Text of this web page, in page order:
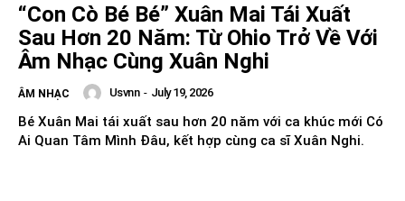
“Con Cò Bé Bé” Xuân Mai Tái Xuất
Sau Hơn 20 Năm: Từ Ohio Trở Về Với
Âm Nhạc Cùng Xuân Nghi
ÂM NHẠC Usvnn - July 19, 2026
Bé Xuân Mai tái xuất sau hơn 20 năm với ca khúc mới Có
Ai Quan Tâm Mình Đâu, kết hợp cùng ca sĩ Xuân Nghi.